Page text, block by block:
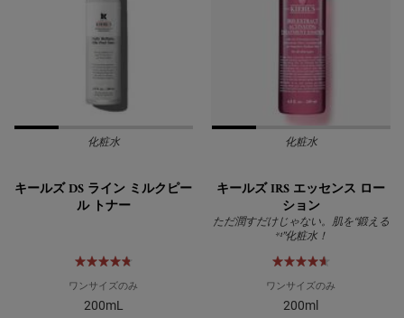
化粧水
キールズ DS ライン ミルクピー
ル トナー
ワンサイズのみ
200mL
化粧水
キールズ IRS エッセンス ロー
ション
ただ潤すだけじゃない。肌を“鍛える
*¹”化粧水！
ワンサイズのみ
200ml